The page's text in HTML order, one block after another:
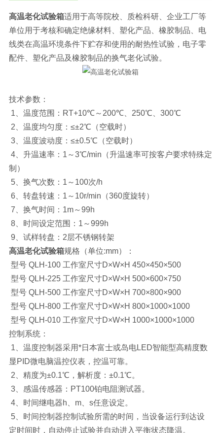
高温老化试验箱适用于高等院校、质检科研、企业工厂等
单位用于考核和确定绝缘材料、塑化产品、橡胶制品、电
线类在高温环境条件下贮存和使用的耐热性试验，电子零
配件、塑化产品及橡胶制品的换气老化试验。
技术参数：
1、温度范围：RT+10℃～200℃、250℃、300℃
2、温度均匀度：≤±2℃（空载时）
3、温度波动度：≤±0.5℃（空载时）
4、升温速率：1～3℃/min（升温速率可按客户要求特殊定
制）
5、换气次数：1～100次/h
6、转盘转速：1～10r/min（360度旋转）
7、换气时间：1m～99h
8、时间设定范围：1～999h
9、试样转盘：2层不锈钢转架
高温老化试验箱规格（单位:mm）：
型号 QLH-100 工作室尺寸D×W×H 450×450×500
型号 QLH-225 工作室尺寸D×W×H 500×600×750
型号 QLH-500 工作室尺寸D×W×H 700×800×900
型号 QLH-800 工作室尺寸D×W×H 800×1000×1000
型号 QLH-010 工作室尺寸D×W×H 1000×1000×1000
控制系统：
1、温度控制器采用*日本富士或岛电LED智能型高精度数
显PID微电脑温控仪表，控温可靠。
2、精度为±0.1℃，解析度：±0.1℃。
3、感温传感器：PT100铂电阻测试器。
4、时间继电器h、m、s任意设定。
5、时间控制器控制试验所需的时间，当设备运行到达设
定时间时，自动停止试验并自动进入平衡状态降温。